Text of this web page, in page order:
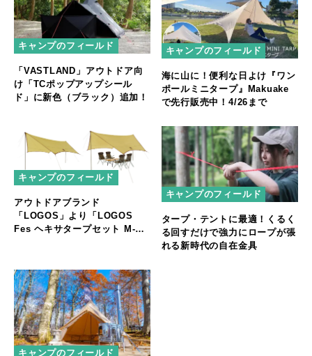
キャンプのフィールド
「VASTLAND」アウトドア向
け「TCポップアップシール
ド」に新色（ブラック）追加！
キャンプのフィールド
海に山に！便利な日よけ『ワン
ポールミニタープ』Makuake
で先行販売中！4/26まで
キャンプのフィールド
アウトドアブランド
「LOGOS」より「LOGOS
Fes ヘキサタープセット M-
キャンプのフィールド
タープ・テントに最適！くるく
る回すだけで強力にロープが張
れる新時代の自在金具
キャンプのフィールド